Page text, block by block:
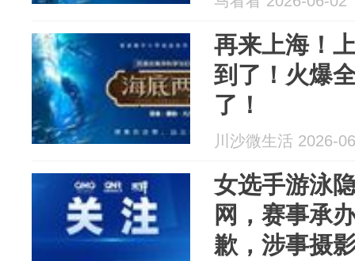
再来上海！
到了！火爆
了！
川沙微生活 2026-
女选手游泳
网，赛事承
歉，涉事摄